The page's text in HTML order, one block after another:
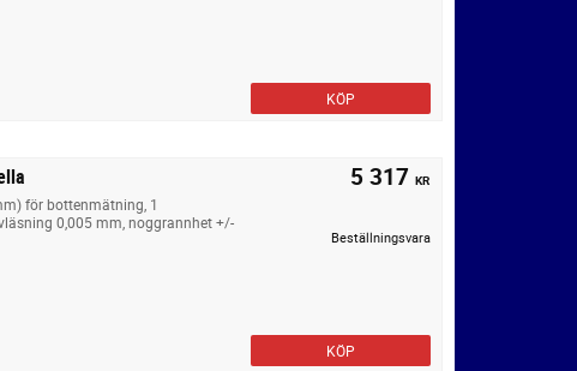
KÖP
för bottenmätning, 1
0,005 mm, noggrannhet +/-
5 317 KR
Beställningsvara
KÖP